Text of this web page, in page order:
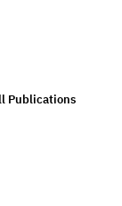
Publications